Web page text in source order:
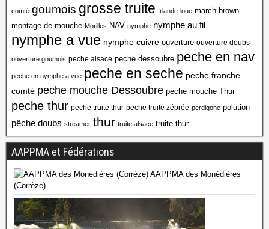
comté goumois grosse truite Irlande loue march brown
montage de mouche Morilles NAV nymphe nymphe au fil
nymphe a vue nymphe cuivre ouverture ouverture doubs
ouverture goumois peche alsace peche dessoubre peche en nav
peche en nymphe a vue peche en seche peche franche
comté peche mouche Dessoubre peche mouche Thur
peche thur peche truite thur peche truite zébrée perdigone polution
pêche doubs streamer thur truite alsace truite thur
AAPPMA et Fédérations
AAPPMA des Monédières
(Corrèze)